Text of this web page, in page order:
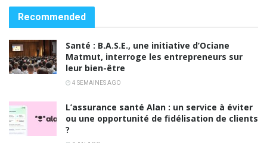
Recommended
Santé : B.A.S.E., une initiative d’Ociane
Matmut, interroge les entrepreneurs sur
leur bien-être
4 SEMAINES AGO
L’assurance santé Alan : un service à éviter
ou une opportunité de fidélisation de clients
?